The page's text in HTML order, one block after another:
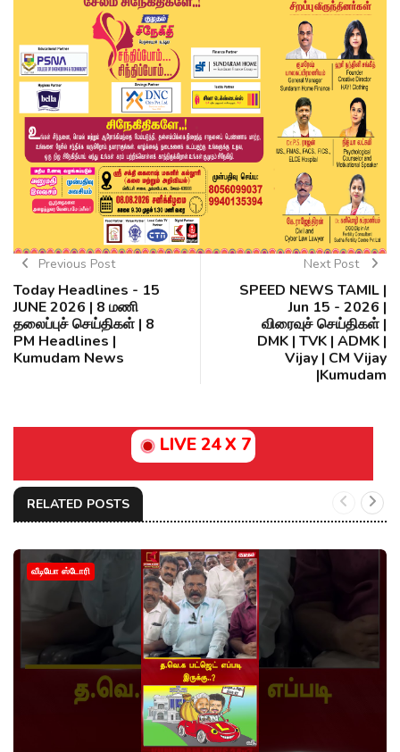
Previous Post
Today Headlines - 15
JUNE 2026 | 8 மணி
தலைப்புச் செய்திகள் | 8
PM Headlines |
Kumudam News
Next Post
SPEED NEWS TAMIL |
Jun 15 - 2026 |
விரைவுச் செய்திகள் |
DMK | TVK | ADMK |
Vijay | CM Vijay
|Kumudam
LIVE 24 X 7
RELATED POSTS
வீடியோ ஸ்டோரி